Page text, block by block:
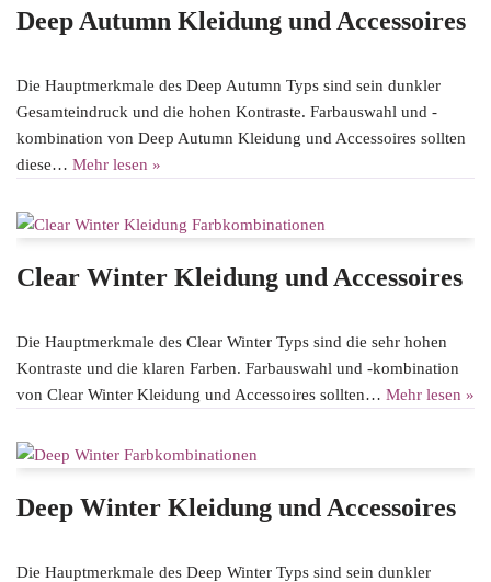
Deep Autumn Kleidung und Accessoires
Die Hauptmerkmale des Deep Autumn Typs sind sein dunkler
Gesamteindruck und die hohen Kontraste. Farbauswahl und -
kombination von Deep Autumn Kleidung und Accessoires sollten
diese… Mehr lesen »
Clear Winter Kleidung und Accessoires
Die Hauptmerkmale des Clear Winter Typs sind die sehr hohen
Kontraste und die klaren Farben. Farbauswahl und -kombination
von Clear Winter Kleidung und Accessoires sollten… Mehr lesen »
Deep Winter Kleidung und Accessoires
Die Hauptmerkmale des Deep Winter Typs sind sein dunkler